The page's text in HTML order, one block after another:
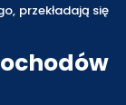
przekładają się